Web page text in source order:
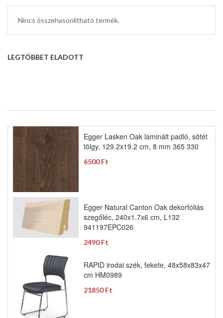
Nincs összehasonlítható termék.
LEGTÖBBET ELADOTT
Egger Lasken Oak laminált padló, sötét
tölgy, 129.2x19.2 cm, 8 mm 365 330
6500 Ft
Egger Natural Canton Oak dekorfóliás
szegőléc, 240x1.7x6 cm, L132
941197EPC026
2490 Ft
RAPID irodai szék, fekete, 48x58x83x47
cm HM0989
21850 Ft